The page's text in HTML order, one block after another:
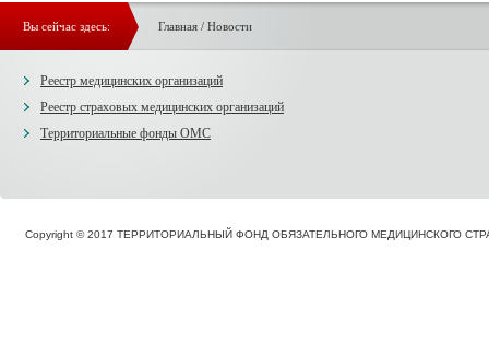
Вы сейчас здесь: Главная/ Новости
Реестр медицинских организаций
Реестр страховых медицинских организаций
Территориальные фонды ОМС
Copyright © 2017 ТЕРРИТОРИАЛЬНЫЙ ФОНД ОБЯЗАТЕЛЬНОГО МЕДИЦИНСКОГО